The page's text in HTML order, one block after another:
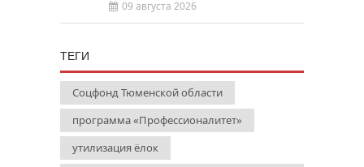
09 августа 2026
ТЕГИ
Соцфонд Тюменской области
программа «Профессионалитет»
утилизация ёлок